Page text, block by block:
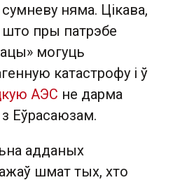
няма. Цікава,
пры патрэбе
могуць
катастрофу і ў
АЭС не дарма
Еўрасаюзам.
адданых
шмат тых, хто